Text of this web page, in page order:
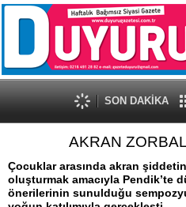
SON DAKİKA
AKRAN
Çocuklar arasında akran
oluşturmak amacıyla Pendik’te
önerilerinin sunulduğu